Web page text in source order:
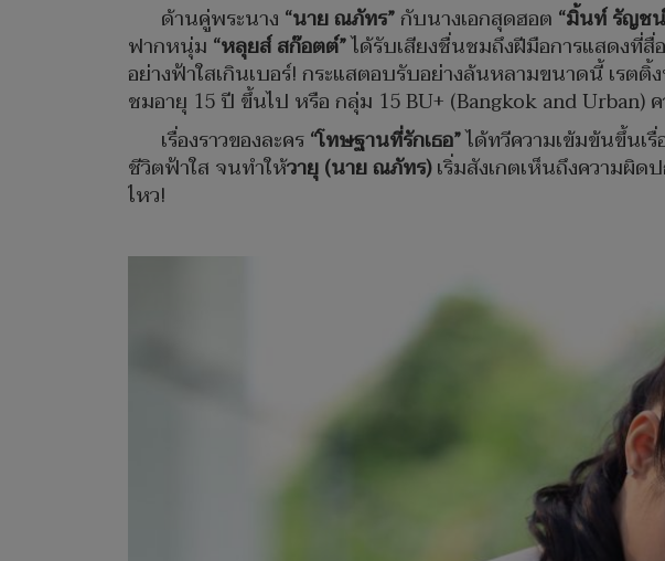
ด้านคู่พระนาง “นาย ณภัทร”กับนางเอกสุดฮอต “มิ้นท์ รัญช
ฟากหนุ่ม “หลุยส์ สก๊อตต์”ได้รับเสียงชื่นชมถึงฝีมือการแสดงที่
อย่างฟ้าใสเกินเบอร์! กระแสตอบรับอย่างล้นหลามขนาดนี้ เรต
ชมอายุ 15 ปี ขึ้นไป หรือ กลุ่ม 15 BU+ (Bangkok and Urban) ค
เรื่องราวของละคร“โทษฐานที่รักเธอ”ได้ทวีความเข้มข้นขึ้นเรื่
ชีวิตฟ้าใส จนทำให้วายุ (นาย ณภัทร)เริ่มสังเกตเห็นถึงความผิด
ไหว!